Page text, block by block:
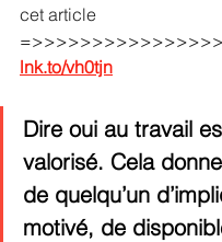
cet article
lnk.to/vh0tjn
Dire oui au travail
valorisé. Cela
de quelqu’un
motivé, de